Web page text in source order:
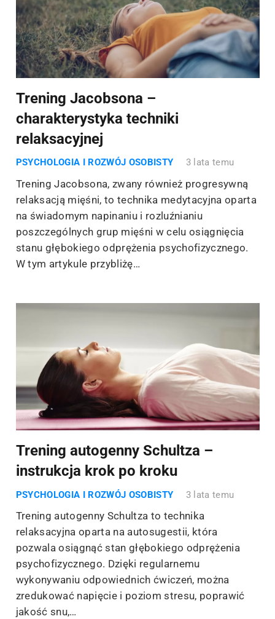
Trening Jacobsona –
charakterystyka techniki
relaksacyjnej
PSYCHOLOGIA I ROZWÓJ OSOBISTY 3 lata temu
Trening Jacobsona, zwany również progresywną
relaksacją mięśni, to technika medytacyjna oparta
na świadomym napinaniu i rozluźnianiu
poszczególnych grup mięśni w celu osiągnięcia
stanu głębokiego odprężenia psychofizycznego.
W tym artykule przybliżę…
Trening autogenny Schultza –
instrukcja krok po kroku
PSYCHOLOGIA I ROZWÓJ OSOBISTY 3 lata temu
Trening autogenny Schultza to technika
relaksacyjna oparta na autosugestii, która
pozwala osiągnąć stan głębokiego odprężenia
psychofizycznego. Dzięki regularnemu
wykonywaniu odpowiednich ćwiczeń, można
zredukować napięcie i poziom stresu, poprawić
jakość snu,…